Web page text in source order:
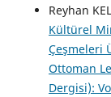
Reyhan
Kültürel
Çeşmeleri
Ottoman
Dergisi):